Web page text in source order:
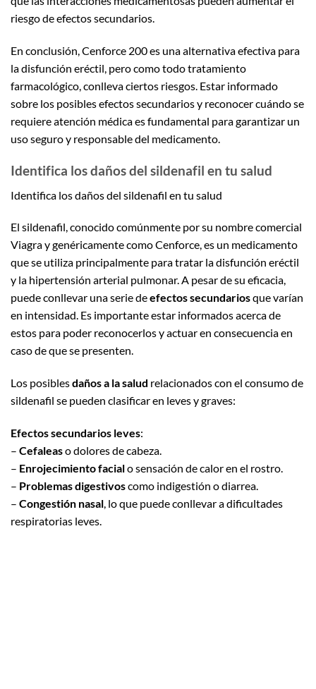
riesgo de efectos secundarios.
En conclusión, Cenforce 200 es una alternativa efectiva para
la disfunción eréctil, pero como todo tratamiento
farmacológico, conlleva ciertos riesgos. Estar informado
sobre los posibles efectos secundarios y reconocer cuándo se
requiere atención médica es fundamental para garantizar un
uso seguro y responsable del medicamento.
Identifica los daños del sildenafil en tu salud
Identifica los daños del sildenafil en tu salud
El sildenafil, conocido comúnmente por su nombre comercial
Viagra y genéricamente como Cenforce, es un medicamento
que se utiliza principalmente para tratar la disfunción eréctil
y la hipertensión arterial pulmonar. A pesar de su eficacia,
puede conllevar una serie deefectos secundariosque varían
en intensidad. Es importante estar informados acerca de
estos para poder reconocerlos y actuar en consecuencia en
caso de que se presenten.
Los posiblesdaños a la salud relacionados con el consumo de
sildenafil se pueden clasificar en leves y graves:
Efectos secundarios leves:
– Cefaleaso dolores de cabeza.
– Enrojecimiento facialo sensación de calor en el rostro.
– Problemas digestivoscomo indigestión o diarrea.
– Congestión nasal, lo que puede conllevar a dificultades
respiratorias leves.